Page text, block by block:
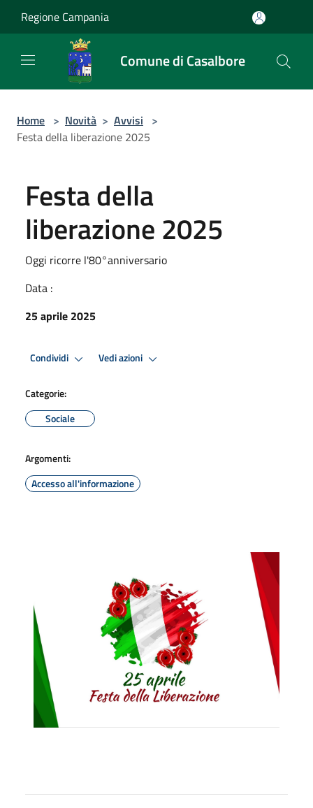
Regione Campania
Comune di Casalbore
Home > Novità > Avvisi >
Festa della liberazione 2025
Festa della
liberazione 2025
Oggi ricorre l'80°anniversario
Data :
25 aprile 2025
Condividi Vedi azioni
Categorie:
Sociale
Argomenti:
Accesso all'informazione